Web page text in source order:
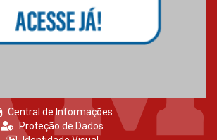
Central de Informações
Proteção de Dados